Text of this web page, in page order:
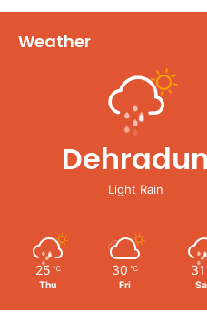
Weather
Dehradun
Light Rain
25 ℃
Thu
30 ℃
Fri
31